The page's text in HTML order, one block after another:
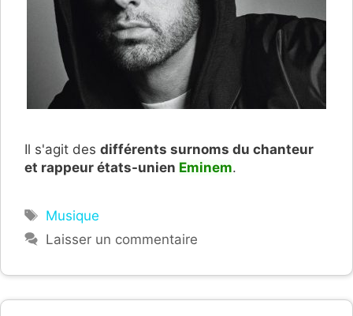
Il s'agit des différents surnoms du chanteur
et rappeur états-unien Eminem.
Étiquettes
Musique
Laisser un commentaire